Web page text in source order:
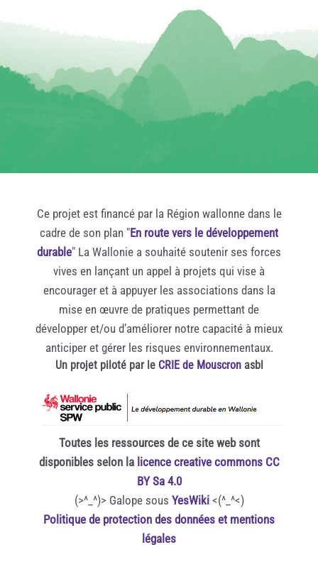
Ce projet est financé par la Région wallonne dans le
cadre de son plan "En route vers le développement
durable" La Wallonie a souhaité soutenir ses forces
vives en lançant un appel à projets qui vise à
encourager et à appuyer les associations dans la
mise en œuvre de pratiques permettant de
développer et/ou d’améliorer notre capacité à mieux
anticiper et gérer les risques environnementaux.
Un projet piloté par le CRIE de Mouscronasbl
Toutes les ressources de ce site web sont
disponibles selon la licence creative commons CC
BY Sa 4.0
(>^_^)> Galope sous YesWiki<(^_^<)
Politique de protection des données et mentions
légales